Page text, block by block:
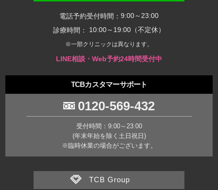
電話予約受付時間： 9:00～23:00
診療時間：
10:00～19:00（不定休）
※一部クリニックは異なります。
LINE相談・Web予約24時間受付中
TCBカスタマーサポート
0120-569-432
受付時間：9:00～23:00
(年末年始を除く土日祝日)
※臨時休業の場合がございます。
TCB Group